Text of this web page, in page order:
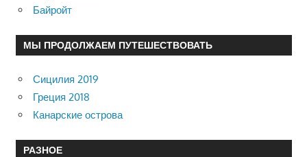
Байройт
МЫ ПРОДОЛЖАЕМ ПУТЕШЕСТВОВАТЬ
Сицилия 2019
Греция 2018
Канарские острова
РАЗНОЕ